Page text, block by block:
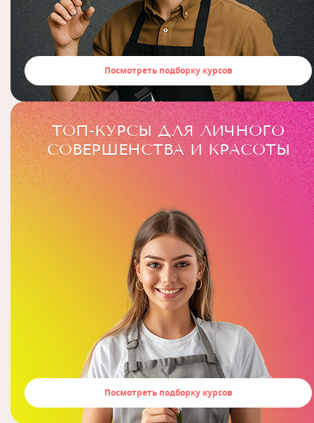
Посмотреть подборку курсов
ТОП-КУРСЫ ДЛЯ ЛИЧНОГО
СОВЕРШЕНСТВА И КРАСОТЫ
Посмотреть подборку курсов